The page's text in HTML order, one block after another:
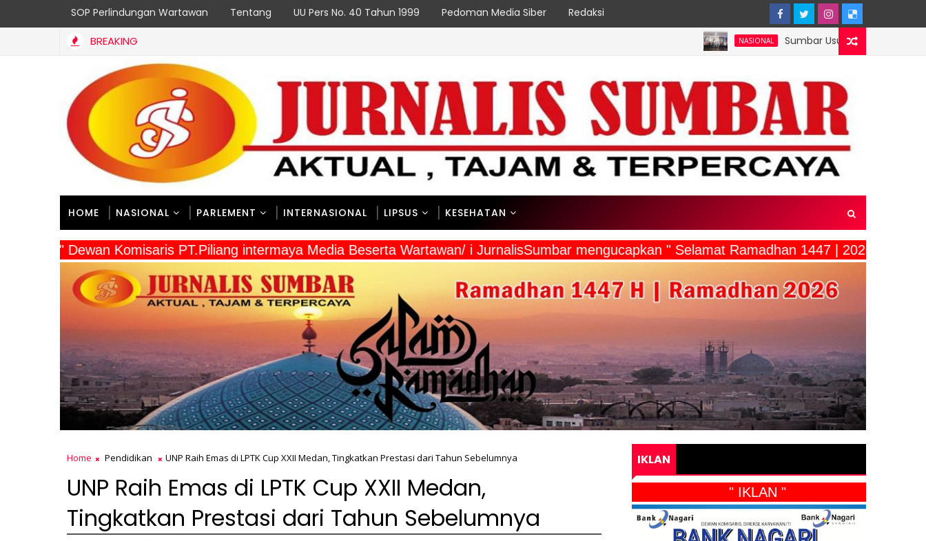
SOP Perlindungan Wartawan Tentang UU Pers No. 40 Tahun 1999 Pedoman Media Siber Redaksi
BREAKING Sumbar Usulkan Mentawai Jadi Kawasan
HOME NASIONAL PARLEMENT INTERNASIONAL LIPSUS KESEHATAN
" Dewan Komisaris PT.Piliang intermaya Media Beserta Wartawan/ i JurnalisSumbar mengucapkan " Selamat Ramadhan 1447 | 2026"
Home Pendidikan UNP Raih Emas di LPTK Cup XXII Medan, Tingkatkan Prestasi dari Tahun Sebelumnya
UNP Raih Emas di LPTK Cup XXII Medan,
Tingkatkan Prestasi dari Tahun Sebelumnya
IKLAN
" IKLAN "